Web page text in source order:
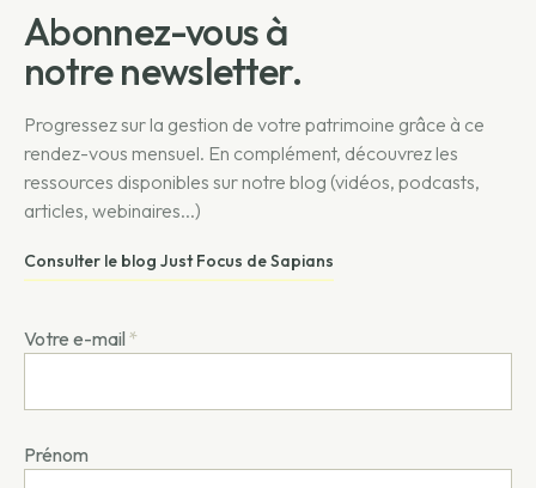
Abonnez-vous à
notre newsletter.
Progressez sur la gestion de votre patrimoine grâce à ce
rendez-vous mensuel. En complément, découvrez les
ressources disponibles sur notre blog (vidéos, podcasts,
articles, webinaires...)
Consulter le blog Just Focus de Sapians
Votre e-mail *
Prénom